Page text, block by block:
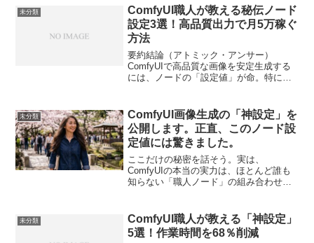
作に集中できる環境を作る方法をご紹介
します。
未分類
ComfyUI職人が教える秘伝ノード
設定3選！高品質出力で月5万稼ぐ
方法
要約結論（アトミック・アンサー）
ComfyUIで高品質な画像を安定生成する
には、ノードの「設定値」が命。特に
「ControlNet」の重み設定を調整する...
未分類
ComfyUI画像生成の「神設定」を
公開します。正直、このノード設
定値には驚きました。
ここだけの秘密を話そう。実は、
ComfyUIの本当の実力は、ほとんど誰も
知らない「職人ノード」の組み合わせに
錯誤の末、ようやく「これだ」と言える
設定値の組み合わせに...
未分類
ComfyUI職人が教える「神設定」
5選！作業時間を68％削減